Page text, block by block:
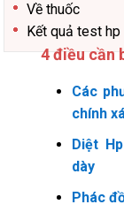
Về thuốc
Kết quả test hp
4 điều cần
Các
chính
Diệt
dày
Phác